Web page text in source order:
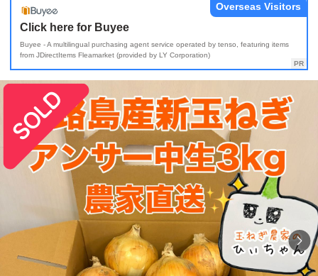
Click here for Buyee
Buyee - A multilingual purchasing agent service operated by tenso, featuring items
from JDirectItems Fleamarket (provided by LY Corporation)
Overseas Visitors